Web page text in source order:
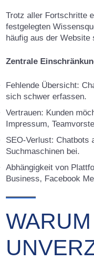
Trotz aller Fortschritte
festgelegten
häufig aus der Website
Zentrale
Fehlende Übersicht:
sich schwer erfassen.
Vertrauen: Kunden
Impressum,
SEO-Verlust: Chatbots
Suchmaschinen bei.
Abhängigkeit von
Business, Facebook